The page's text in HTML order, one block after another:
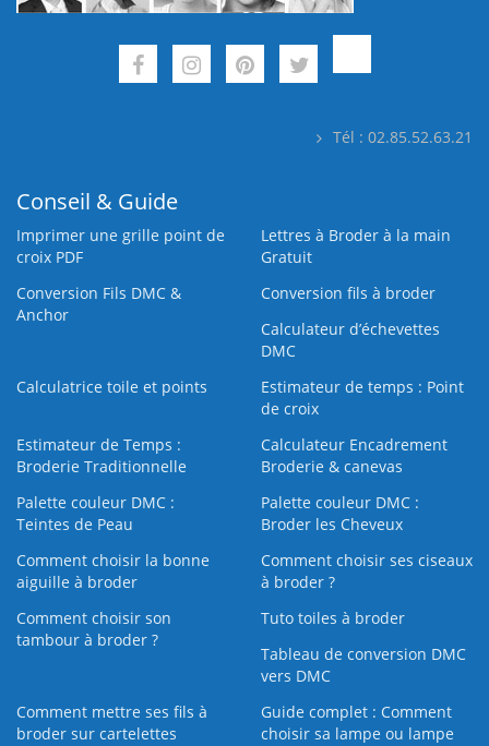
Tél : 02.85.52.63.21
Conseil & Guide
Imprimer une grille point de
croix PDF
Lettres à Broder à la main
Gratuit
Conversion Fils DMC &
Anchor
Conversion fils à broder
Calculateur d’échevettes
DMC
Calculatrice toile et points
Estimateur de temps : Point
de croix
Estimateur de Temps :
Broderie Traditionnelle
Calculateur Encadrement
Broderie & canevas
Palette couleur DMC :
Teintes de Peau
Palette couleur DMC :
Broder les Cheveux
Comment choisir la bonne
aiguille à broder
Comment choisir ses ciseaux
à broder ?
Comment choisir son
tambour à broder ?
Tuto toiles à broder
Tableau de conversion DMC
vers DMC
Comment mettre ses fils à
broder sur cartelettes
Guide complet : Comment
choisir sa lampe ou lampe